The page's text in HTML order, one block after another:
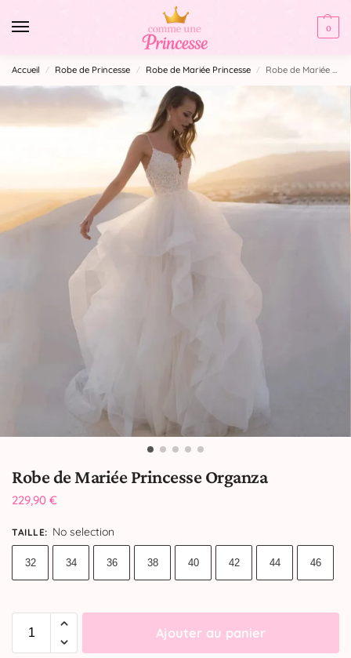
0
Accueil / Robe de Princesse / Robe de Mariée Princesse / Robe de Mariée Princesse Organza
Robe de Mariée Princesse Organza
229,90 €
TAILLE: No selection
32 34 36 38 40 42 44 46
Ajouter au panier